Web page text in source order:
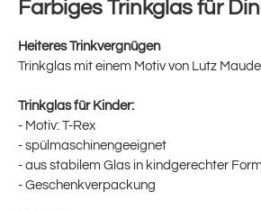
Farbiges Trinkglas für
Heiteres Trinkvergnügen
Trinkglas mit einem Motiv von Lutz
Trinkglas für Kinder:
- Motiv: T-Rex
- spülmaschinengeeignet
- aus stabilem Glas in kindgerechter
- Geschenkverpackung